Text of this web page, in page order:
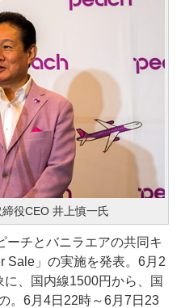
役CEO 井上慎一氏
チとバニラエアの共同キ
Sale」の実施を発表。6月2
、国内線1500円から、国
。6月4日22時～6月7日23